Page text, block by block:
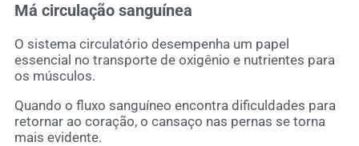
Má circulação sanguínea
O sistema circulatório desempenha um papel
essencial no transporte de oxigênio e nutrientes para
os músculos.
Quando o fluxo sanguíneo encontra dificuldades para
retornar ao coração, o cansaço nas pernas se torna
mais evidente.